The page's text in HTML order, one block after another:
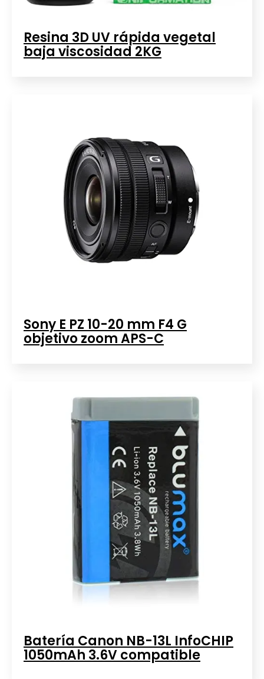
Resina 3D UV rápida vegetal
baja viscosidad 2KG
Sony E PZ 10-20 mm F4 G
objetivo zoom APS-C
Batería Canon NB-13L InfoCHIP
1050mAh 3.6V compatible